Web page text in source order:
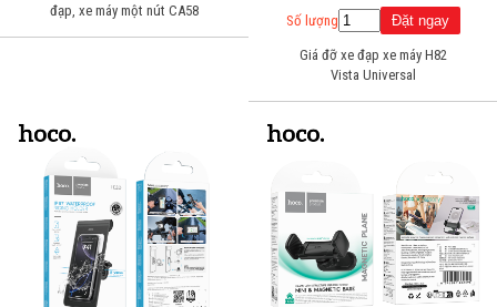
đạp, xe máy một nút CA58
Số lượng
Giá đỡ xe đạp xe máy H82
Vista Universal